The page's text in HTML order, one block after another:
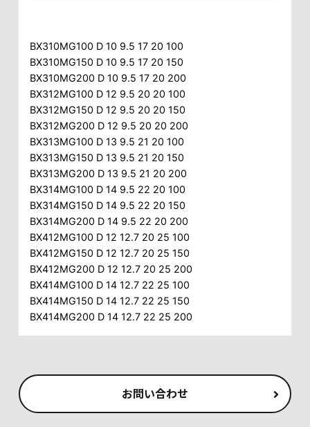
BX310MG100 D 10 9.5 17 20 100
BX310MG150 D 10 9.5 17 20 150
BX310MG200 D 10 9.5 17 20 200
BX312MG100 D 12 9.5 20 20 100
BX312MG150 D 12 9.5 20 20 150
BX312MG200 D 12 9.5 20 20 200
BX313MG100 D 13 9.5 21 20 100
BX313MG150 D 13 9.5 21 20 150
BX313MG200 D 13 9.5 21 20 200
BX314MG100 D 14 9.5 22 20 100
BX314MG150 D 14 9.5 22 20 150
BX314MG200 D 14 9.5 22 20 200
BX412MG100 D 12 12.7 20 25 100
BX412MG150 D 12 12.7 20 25 150
BX412MG200 D 12 12.7 20 25 200
BX414MG100 D 14 12.7 22 25 100
BX414MG150 D 14 12.7 22 25 150
BX414MG200 D 14 12.7 22 25 200
お問い合わせ